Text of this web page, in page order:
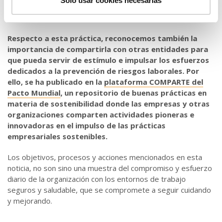
propia Fundación este mismo año para celebrar su 15
aniversario.
Respecto a esta práctica, reconocemos también la
importancia de compartirla con otras entidades para
que pueda servir de estímulo e impulsar los esfuerzos
dedicados a la prevención de riesgos laborales. Por
ello, se ha publicado en la plataforma COMPARTE del
Pacto Mundial, un repositorio de buenas prácticas en
materia de sostenibilidad donde las empresas y otras
organizaciones comparten actividades pioneras e
innovadoras en el impulso de las prácticas
empresariales sostenibles.
Los objetivos, procesos y acciones mencionados en esta
noticia, no son sino una muestra del compromiso y esfuerzo
diario de la organización con los entornos de trabajo
seguros y saludable, que se compromete a seguir cuidando
y mejorando.